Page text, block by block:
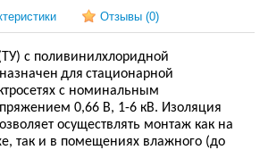
Отзывы (0)
с поливинилхлоридной
для стационарной
с номинальным
0,66 В, 1-6 кВ. Изоляция
осуществлять монтаж как на
так и в помещениях влажного (до